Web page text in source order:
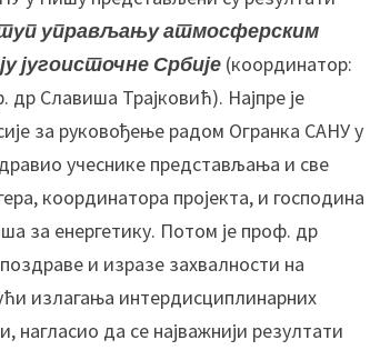
управљању атмосферским
југоисточне Србије (координатор:
Славиша Трајковић). Најпре је
за руковођење радом Огранка САНУ у
учеснике представљања и све
координатора пројекта, и господина
за енергетику. Потом је проф. др
и изразе захвалности на
излагања интердисциплинарних
нагласио да се најважнији резултати